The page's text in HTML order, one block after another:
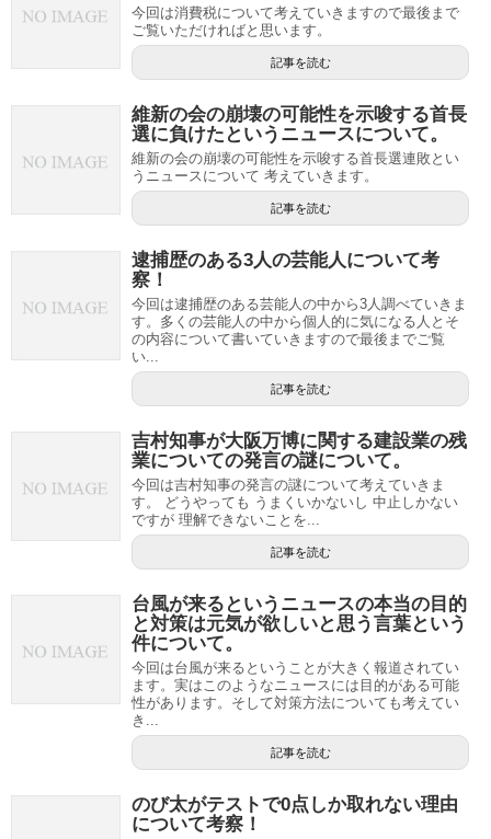
今回は消費税について考えていきますので最後まで
ご覧いただければと思います。
記事を読む
維新の会の崩壊の可能性を示唆する首長
選に負けたというニュースについて。
維新の会の崩壊の可能性を示唆する首長選連敗とい
うニュースについて 考えていきます。
記事を読む
逮捕歴のある3人の芸能人について考
察！
今回は逮捕歴のある芸能人の中から3人調べていきま
す。多くの芸能人の中から個人的に気になる人とそ
の内容について書いていきますので最後までご覧
い...
記事を読む
吉村知事が大阪万博に関する建設業の残
業についての発言の謎について。
今回は吉村知事の発言の謎について考えていきま
す。 どうやっても うまくいかないし 中止しかない
ですが 理解できないことを...
記事を読む
台風が来るというニュースの本当の目的
と対策は元気が欲しいと思う言葉という
件について。
今回は台風が来るということが大きく報道されてい
ます。実はこのようなニュースには目的がある可能
性があります。そして対策方法についても考えてい
き...
記事を読む
のび太がテストで0点しか取れない理由
について考察！